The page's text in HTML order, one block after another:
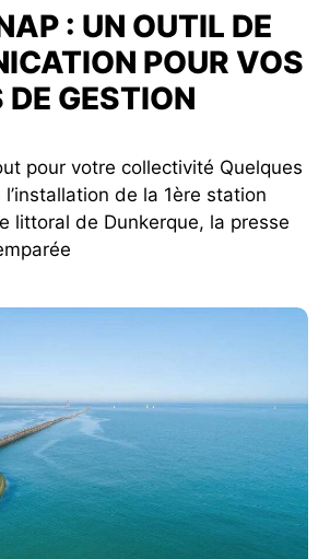
: UN OUTIL DE
POUR VOS
GESTION
pour votre collectivité Quelques
de la 1ère station
littoral de Dunkerque, la presse